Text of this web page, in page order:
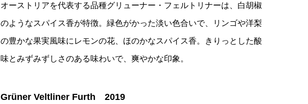
オーストリアを代表する品種グリューナー・フェルトリナーは、白胡椒
のようなスパイス香が特徴。緑色がかった淡い色合いで、リンゴや洋梨
の豊かな果実風味にレモンの花、ほのかなスパイス香。きりっとした酸
味とみずみずしさのある味わいで、爽やかな印象。
Grüner Veltliner Furth 2019